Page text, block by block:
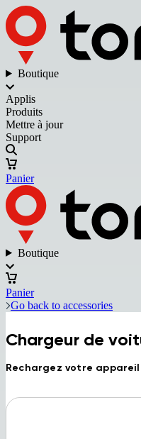
Boutique
Applis
Produits
Mettre à jour
Support
Panier
Boutique
Panier
Go back to accessories
Chargeur de
Rechargez votre